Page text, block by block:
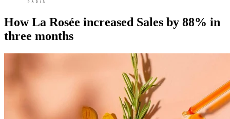
How La Rosée increased Sales by 88% in
three months